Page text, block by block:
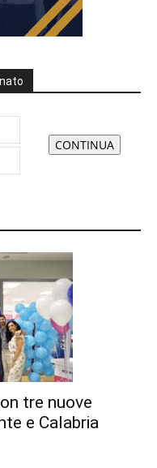
tre nuove
e Calabria